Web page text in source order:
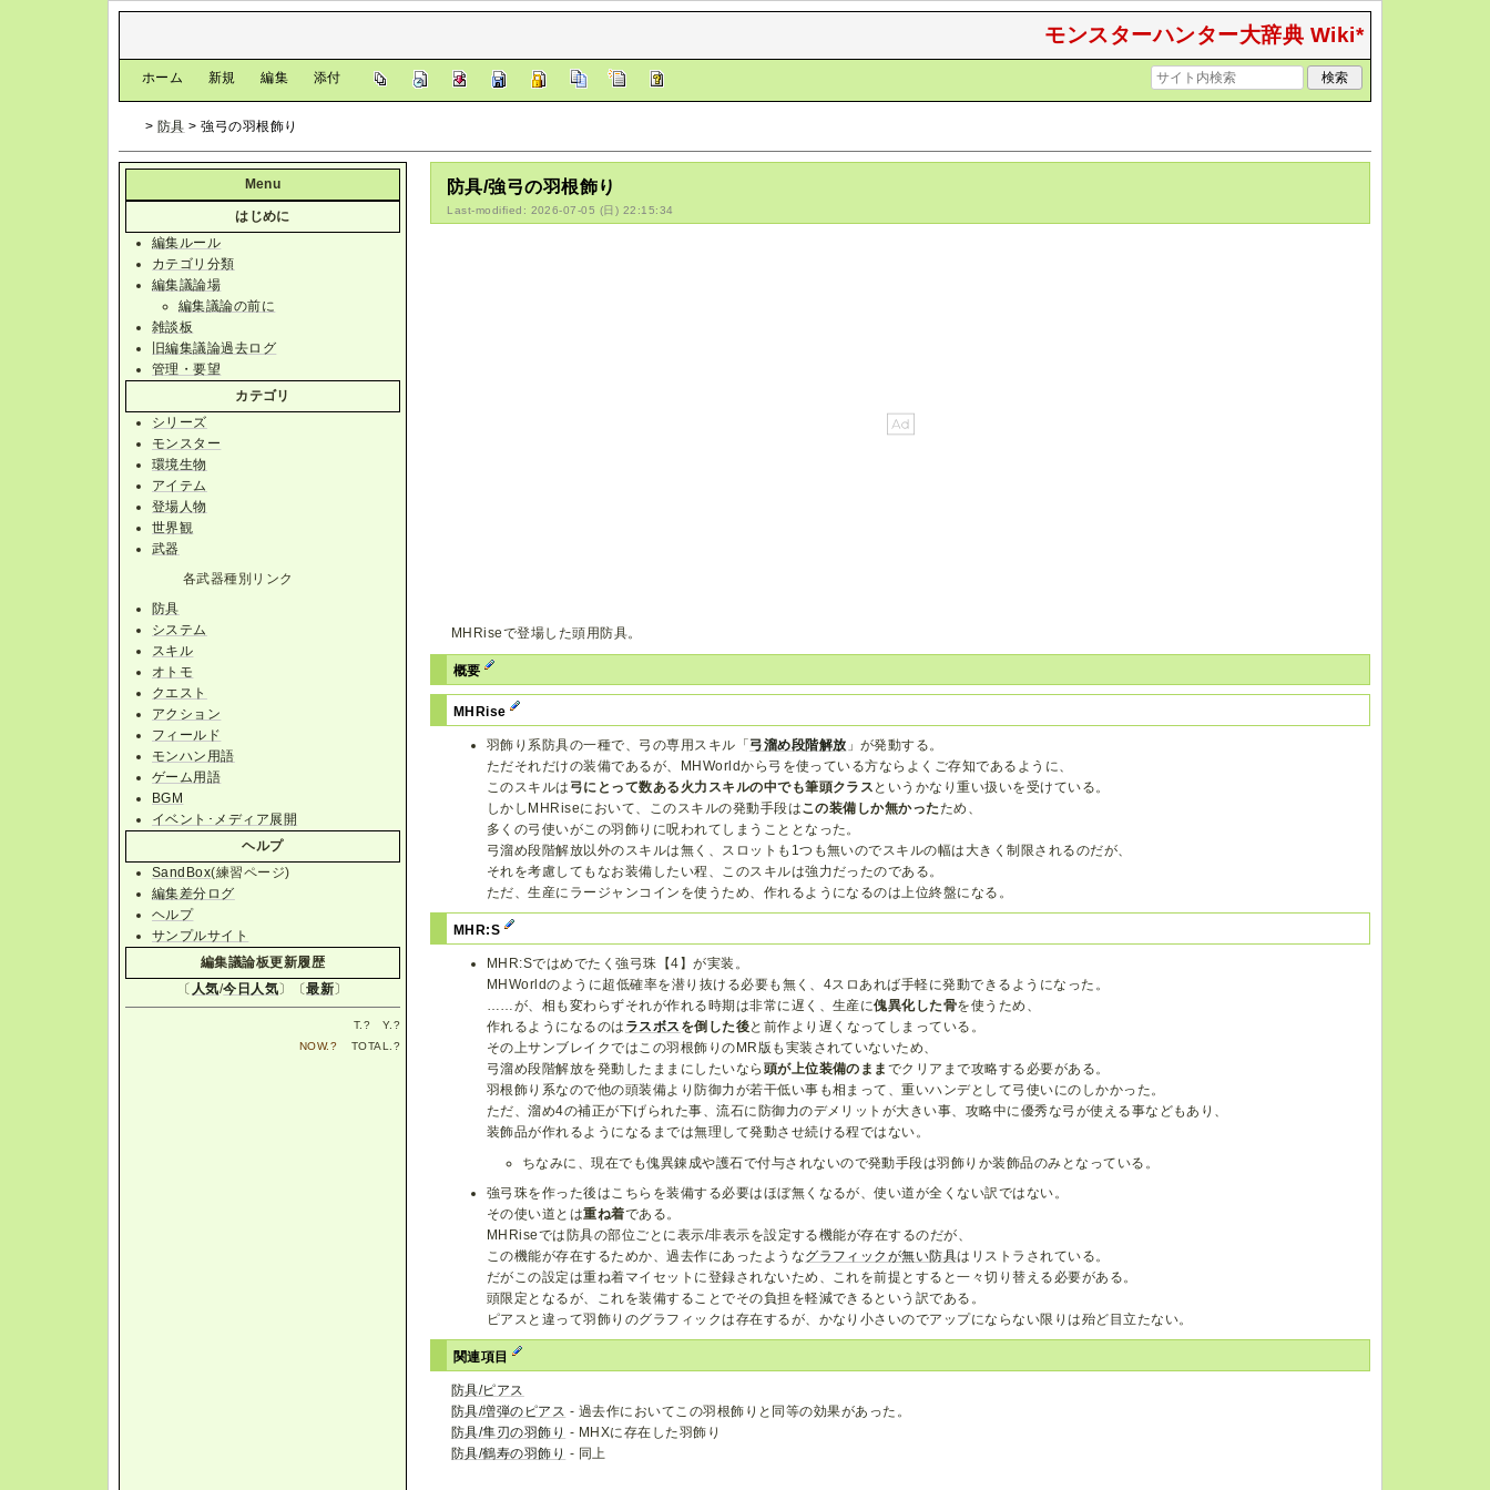
モンスターハンター大辞典 Wiki*
ホーム 新規 編集 添付
> 防具 > 強弓の羽根飾り
防具/強弓の羽根飾り
Last-modified: 2026-07-05 (日) 22:15:34
MHRiseで登場した頭用防具。
概要
MHRise
羽飾り系防具の一種で、弓の専用スキル「 弓溜め段階解放 」が発動する。
ただそれだけの装備であるが、MHWorldから弓を使っている方ならよくご存知であるように、
このスキルは 弓にとって数ある火力スキルの中でも筆頭クラス というかなり重い扱いを受けている。
しかしMHRiseにおいて、このスキルの発動手段はこの装備しか無かったため、
多くの弓使いがこの羽飾りに呪われてしまうこととなった。
弓溜め段階解放以外のスキルは無く、スロットも1つも無いのでスキルの幅は大きく制限されるのだが、
それを考慮してもなお装備したい程、このスキルは強力だったのである。
ただ、生産にラージャンコインを使うため、作れるようになるのは上位終盤になる。
MHR:S
MHR:Sではめでたく強弓珠【4】が実装。
MHWorldのように超低確率を潜り抜ける必要も無く、4スロあれば手軽に発動できるようになった。
……が、相も変わらずそれが作れる時期は非常に遅く、生産に傀異化した骨を使うため、
作れるようになるのは ラスボス を倒した後と前作より遅くなってしまっている。
その上サンブレイクではこの羽根飾りのMR版も実装されていないため、
弓溜め段階解放を発動したままにしたいなら 頭が上位装備のまま でクリアまで攻略する必要がある。
羽根飾り系なので他の頭装備より防御力が若干低い事も相まって、重いハンデとして弓使いにのしかかった。
ただ、溜め4の補正が下げられた事、流石に防御力のデメリットが大きい事、攻略中に優秀な弓が使える事などもあり、
装飾品が作れるようになるまでは無理して発動させ続ける程ではない。
ちなみに、現在でも傀異錬成や護石で付与されないので発動手段は羽飾りか装飾品のみとなっている。
強弓珠を作った後はこちらを装備する必要はほぼ無くなるが、使い道が全くない訳ではない。
その使い道とは重ね着である。
MHRiseでは防具の部位ごとに表示/非表示を設定する機能が存在するのだが、
この機能が存在するためか、過去作にあったようなグラフィックが無い防具はリストラされている。
だがこの設定は重ね着マイセットに登録されないため、これを前提とすると一々切り替える必要がある。
頭限定となるが、これを装備することでその負担を軽減できるという訳である。
ピアスと違って羽飾りのグラフィックは存在するが、かなり小さいのでアップにならない限りは殆ど目立たない。
関連項目
防具/ピアス
防具/増弾のピアス - 過去作においてこの羽根飾りと同等の効果があった。
防具/隼刃の羽飾り - MHXに存在した羽飾り
防具/鶴寿の羽飾り - 同上
Menu
はじめに
編集ルール
カテゴリ分類
編集議論場
編集議論の前に
雑談板
旧編集議論過去ログ
管理・要望
カテゴリ
シリーズ
モンスター
環境生物
アイテム
登場人物
世界観
武器
各武器種別リンク
防具
システム
スキル
オトモ
クエスト
アクション
フィールド
モンハン用語
ゲーム用語
BGM
イベント･メディア展開
ヘルプ
SandBox(練習ページ)
編集差分ログ
ヘルプ
サンプルサイト
編集議論板更新履歴
〔 人気/今日人気〕〔最新〕
T. ? Y. ?
NOW.? TOTAL. ?